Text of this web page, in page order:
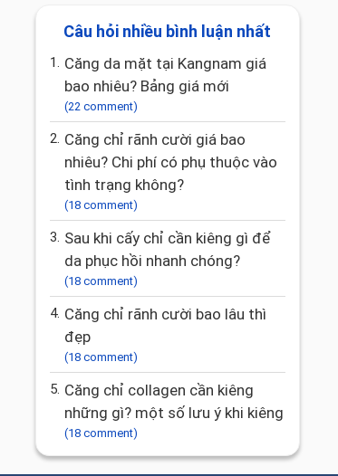
Câu hỏi nhiều bình luận nhất
1. Căng da mặt tại Kangnam giá
bao nhiêu? Bảng giá mới
(22 comment)
2. Căng chỉ rãnh cười giá bao
nhiêu? Chi phí có phụ thuộc vào
tình trạng không?
(18 comment)
3. Sau khi cấy chỉ cần kiêng gì để
da phục hồi nhanh chóng?
(18 comment)
4. Căng chỉ rãnh cười bao lâu thì
đẹp
(18 comment)
5. căng chỉ collagen cần kiêng
những gì? một số lưu ý khi kiêng
(18 comment)